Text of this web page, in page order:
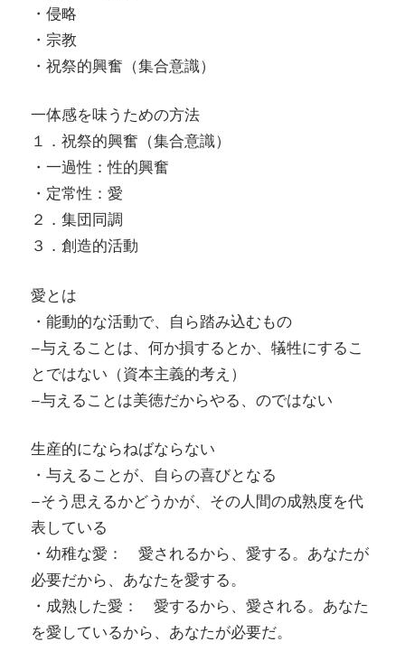
・侵略
・宗教
・祝祭的興奮（集合意識）
一体感を味うための方法
１．祝祭的興奮（集合意識）
・一過性：性的興奮
・定常性：愛
２．集団同調
３．創造的活動
愛とは
・能動的な活動で、自ら踏み込むもの
–与えることは、何か損するとか、犠牲にするこ
とではない（資本主義的考え）
–与えることは美徳だからやる、のではない
生産的にならねばならない
・与えることが、自らの喜びとなる
–そう思えるかどうかが、その人間の成熟度を代
表している
・幼稚な愛： 愛されるから、愛する。あなたが
必要だから、あなたを愛する。
・成熟した愛： 愛するから、愛される。あなた
を愛しているから、あなたが必要だ。